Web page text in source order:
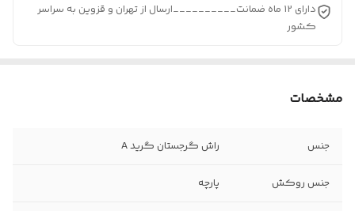
دارای 12 ماه ضمانت__________ارسال از تهران و قزوین به سراسر
کشور
مشخصات
جنس راش گرجستان گرید A
جنس روکش پارچه